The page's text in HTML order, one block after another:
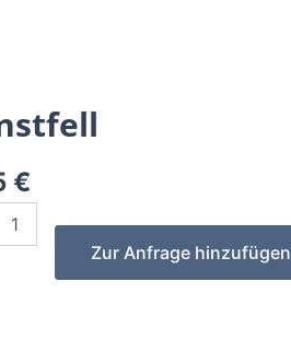
€
Zur Anfrage hinzufügen